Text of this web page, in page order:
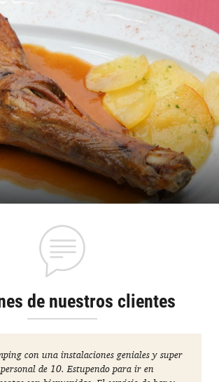
de nuestros clientes
con una instalaciones geniales y super
de 10. Estupendo para ir en